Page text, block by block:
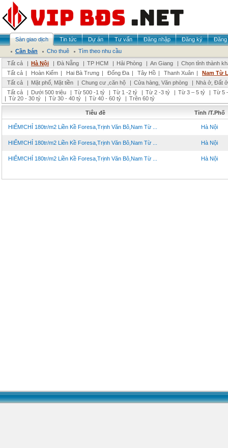
Sàn giao dịch Tin tức Dự án Tư vấn Đăng nhập Đăng ký
Đăng
Cần bán
Cho thuê
Tìm theo nhu cầu
Tất cả
| Hà Nội | Đà Nẵng | TP HCM | Hải Phòng | An Giang | Chọn tỉnh thành
Tất cả | Hoàn Kiếm | Hai Bà Trưng | Đống Đa | Tây Hồ | Thanh Xuân |
Nam Từ
Tất cả
| Mặt phố, Mặt tiền | Chung cư ,căn hộ | Cửa hàng, Văn phòng | Nhà ở, Đất ở
Tất cả
| Dưới 500 triệu | Từ 500 -1 tỷ | Từ 1 -2 tỷ | Từ 2 -3 tỷ | Từ 3 – 5 tỷ | Từ 5
| Từ 20 - 30 tỷ | Từ 30 - 40 tỷ | Từ 40 - 60 tỷ | Trên 60 tỷ
Tiêu đề Tỉnh /T.Phố
HIẾM!CHỈ 180tr/m2 Liền Kề Foresa,Trịnh Văn Bô,Nam Từ ... Hà Nội
HIẾM!CHỈ 180tr/m2 Liền Kề Foresa,Trịnh Văn Bô,Nam Từ ... Hà Nội
HIẾM!CHỈ 180tr/m2 Liền Kề Foresa,Trịnh Văn Bô,Nam Từ ... Hà Nội